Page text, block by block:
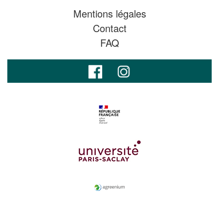
Mentions légales
Contact
FAQ